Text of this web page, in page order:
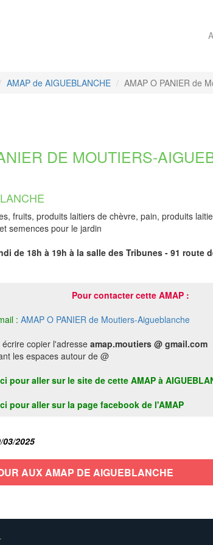
AMAP de AIGUEBLANCHE AMAP O PANIER de
DE MOUTIERS-
fruits, produits laitiers de chèvre, pain, produits
semences pour le jardin
de 18h à 19h à la salle des Tribunes - 91 route
Pour contacter cette AMAP :
: AMAP O PANIER de Moutiers-Aigueblanche
copier l'adresse amap.moutiers @ gmail.com
les espaces autour de @
pour aller sur le site de cette AMAP à
pour aller sur la page facebook de l'AMAP
2025
AUX AMAP DE AIGUEBLANCHE